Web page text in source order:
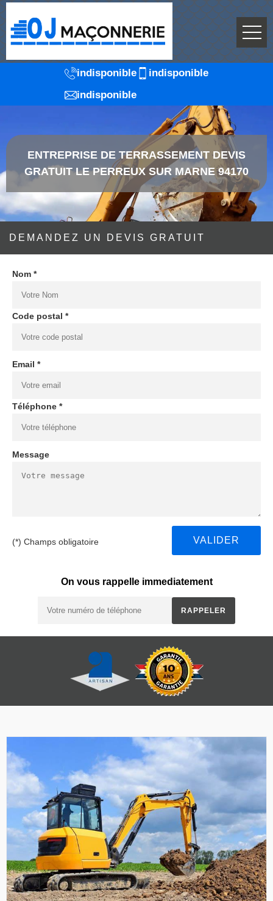
indisponible
indisponible
indisponible
ENTREPRISE DE TERRASSEMENT DEVIS
GRATUIT LE PERREUX SUR MARNE 94170
DEMANDEZ UN DEVIS GRATUIT
Nom *
Code postal *
Email *
Téléphone *
Message
(*) Champs obligatoire
On vous rappelle immediatement